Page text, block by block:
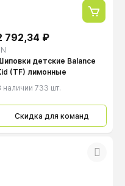
792,34 ₽
детские Balance
(TF) лимонные
наличии 733 шт.
Скидка для команд